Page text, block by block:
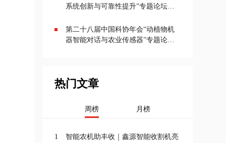
系统创新与可靠性提升”专题论坛在
第二十八届中国科协年会“动植物机
器智能对话与农业传感器”专题论坛
热门文章
周榜 月榜
1
智能农机助丰收｜鑫源智能收割机亮